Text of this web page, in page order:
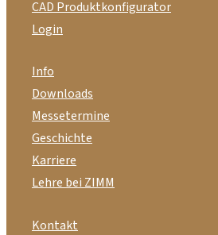
CAD Produktkonfigurator
Login
Info
Downloads
Messetermine
Geschichte
Karriere
Lehre bei ZIMM
Kontakt